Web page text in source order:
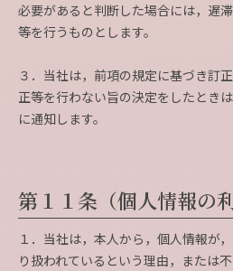
必要があると判断した場合には，遅
等を行うものとします。
３．当社は，前項の規定に基づき訂
正等を行わない旨の決定をしたとき
に通知します。
第１１条（個人情報の
１．当社は，本人から，個人情報が
り扱われているという理由，または